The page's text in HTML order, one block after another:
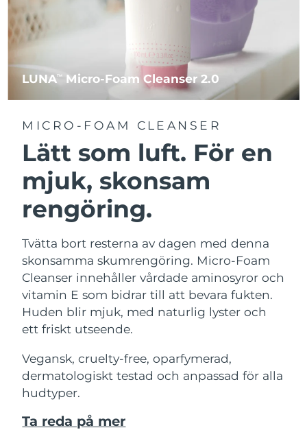
LUNATM Micro-Foam Cleanser 2.0
MICRO-FOAM CLEANSER
Lätt som luft. För en
mjuk, skonsam
rengöring.
Tvätta bort resterna av dagen med denna
skonsamma skumrengöring. Micro-Foam
Cleanser innehåller vårdade aminosyror och
vitamin E som bidrar till att bevara fukten.
Huden blir mjuk, med naturlig lyster och
ett friskt utseende.
Vegansk, cruelty-free, oparfymerad,
dermatologiskt testad och anpassad för alla
hudtyper.
Ta reda på mer